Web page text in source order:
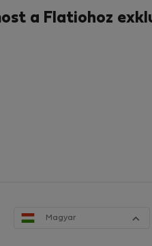
a Flatiohoz
Magyar